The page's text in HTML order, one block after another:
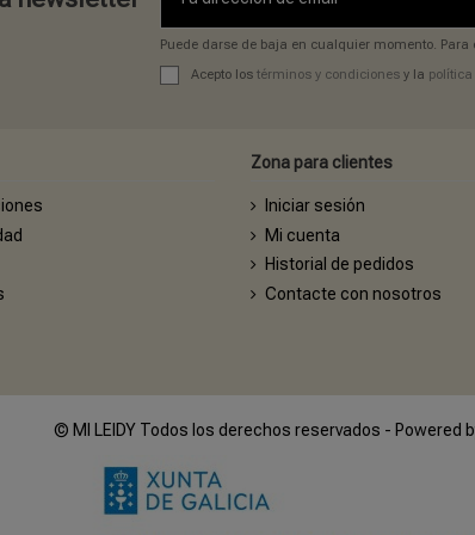
Puede darse de baja en cualquier momento.
Acepto los términos y condiciones y la
Zona para clientes
Iniciar sesión
Mi cuenta
Historial de pedidos
Contacte con nosotros
© MI LEIDY Todos los derechos reservados - Powered